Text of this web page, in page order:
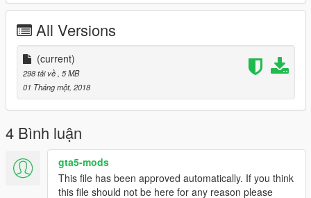
All Versions
(current)
298 tải về , 5 MB
01 Tháng một, 2018
4 Bình luận
gta5-mods
This file has been approved automatically. If you think
this file should not be here for any reason please